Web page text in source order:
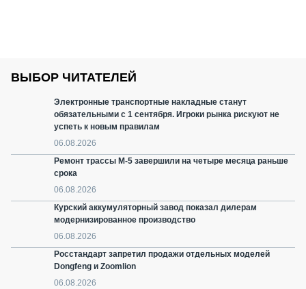
ВЫБОР ЧИТАТЕЛЕЙ
Электронные транспортные накладные станут
обязательными с 1 сентября. Игроки рынка рискуют не
успеть к новым правилам
06.08.2026
Ремонт трассы М-5 завершили на четыре месяца раньше
срока
06.08.2026
Курский аккумуляторный завод показал дилерам
модернизированное производство
06.08.2026
Росстандарт запретил продажи отдельных моделей
Dongfeng и Zoomlion
06.08.2026